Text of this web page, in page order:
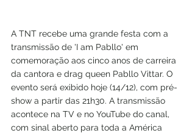
A TNT recebe uma grande festa com a
transmissão de 'I am Pabllo' em
comemoração aos cinco anos de carreira
da cantora e drag queen Pabllo Vittar. O
evento será exibido hoje (14/12), com pré-
show a partir das 21h30. A transmissão
acontece na TV e no YouTube do canal,
com sinal aberto para toda a América